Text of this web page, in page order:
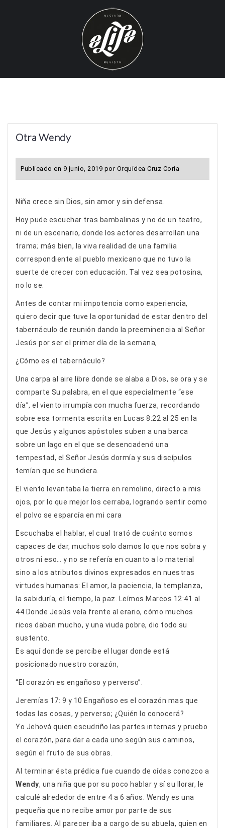
Otra Wendy
Publicado en 9 junio, 2019 por Orquídea Cruz Coria
Niña crece sin Dios, sin amor y sin defensa.
Hoy pude escuchar tras bambalinas y no de un teatro,
ni de un escenario, donde los actores desarrollan una
trama; más bien, la viva realidad de una familia
correspondiente al pueblo mexicano que no tuvo la
suerte de crecer con educación. Tal vez sea potosina,
no lo se.
Antes de contar mi impotencia como experiencia,
quiero decir que tuve la oportunidad de estar dentro del
tabernáculo de reunión dando la preeminencia al Señor
Jesús por ser el primer día de la semana,
¿Cómo es el tabernáculo?
Una carpa al aire libre donde se alaba a Dios, se ora y se
comparte Su palabra, en el que especialmente “ese
día”, el viento irrumpía con mucha fuerza, recordando
sobre esa tormenta escrita en Lucas 8:22 al 25 en la
que Jesús y algunos apóstoles suben a una barca
sobre un lago en el que se desencadenó una
tempestad, el Señor Jesús dormía y sus discípulos
temían que se hundiera.
El viento levantaba la tierra en remolino, directo a mis
ojos, por lo que mejor los cerraba, logrando sentir como
el polvo se esparcía en mi cara
Escuchaba el hablar, el cual trató de cuánto somos
capaces de dar, muchos solo damos lo que nos sobra y
otros ni eso… y no se refería en cuanto a lo material
sino a los atributos divinos expresados en nuestras
virtudes humanas: El amor, la paciencia, la templanza,
la sabiduría, el tiempo, la paz. Leímos Marcos 12:41 al
44 Donde Jesús veía frente al erario, cómo muchos
ricos daban mucho, y una viuda pobre, dio todo su
sustento.
Es aquí donde se percibe el lugar donde está
posicionado nuestro corazón,
“El corazón es engañoso y perverso”.
Jeremías 17: 9 y 10 Engañoso es el corazón mas que
todas las cosas, y perverso; ¿Quién lo conocerá?
Yo Jehová quien escudriño las partes internas y pruebo
el corazón, para dar a cada uno según sus caminos,
según el fruto de sus obras.
Al terminar ésta prédica fue cuando de oídas conozco a
Wendy, una niña que por su poco hablar y sí su llorar, le
calculé alrededor de entre 4 a 6 años. Wendy es una
pequeña que no recibe amor por parte de sus
familiares. Al parecer iba a cargo de su abuela, quien en